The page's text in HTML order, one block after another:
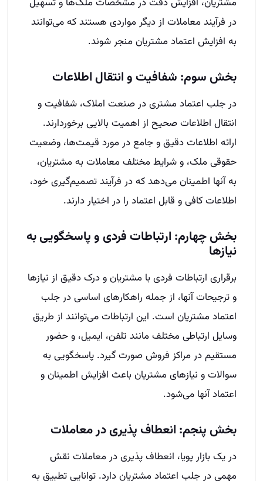
در فرآیند معاملات از دیگر مواردی هستند که می‌توانند
به افزایش اعتماد مشتریان منجر شوند.
بخش سوم: شفافیت و انتقال اطلاعات
در جلب اعتماد مشتری در صنعت املاک، شفافیت و
انتقال اطلاعات صحیح از اهمیت بالایی برخوردارند.
ارائه اطلاعات دقیق و جامع در مورد قیمت‌ها، وضعیت
حقوقی ملک، و شرایط مختلف معاملات به مشتریان،
به آنها اطمینان می‌دهد که در فرآیند تصمیم‌گیری خود،
اطلاعات کافی و قابل اعتماد را در اختیار دارند.
بخش چهارم: ارتباطات فردی و پاسخگویی به
نیازها
برقراری ارتباطات فردی با مشتریان و درک دقیق از نیازها
و ترجیحات آنها، از جمله راهکارهای اساسی در جلب
اعتماد مشتریان است. این ارتباطات می‌توانند از طریق
وسایل ارتباطی مختلف مانند تلفن، ایمیل، و حضور
مستقیم در مراکز فروش صورت گیرد. پاسخگویی به
سوالات و نیازهای مشتریان باعث افزایش اطمینان و
اعتماد آنها می‌شود.
بخش پنجم: انعطاف پذیری در معاملات
در یک بازار پویا، انعطاف پذیری در معاملات نقش
مهمی در جلب اعتماد مشتریان دارد. توانایی تطبیق به